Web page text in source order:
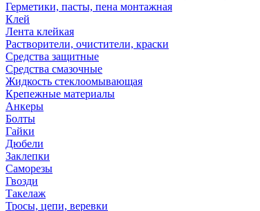
Герметики, пасты, пена монтажная
Клей
Лента клейкая
Растворители, очистители, краски
Средства защитные
Средства смазочные
Жидкость стеклоомывающая
Крепежные материалы
Анкеры
Болты
Гайки
Дюбели
Заклепки
Саморезы
Гвозди
Такелаж
Тросы, цепи, веревки